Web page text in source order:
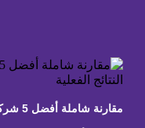
مقارنة شاملة أفضل 5 شركات سيو في الرياض حسب النتائج الفعلية